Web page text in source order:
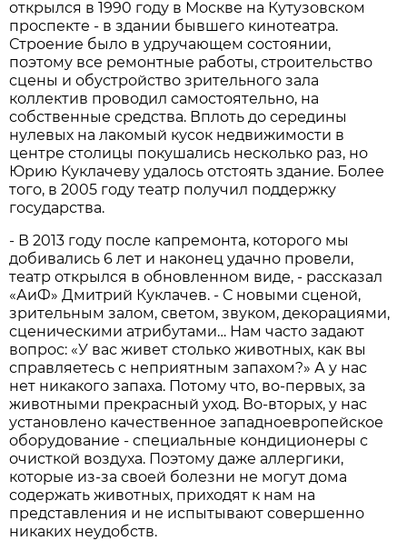
открылся в 1990 году в Москве на Кутузовском
проспекте - в здании бывшего кинотеатра.
Строение было в удручающем состоянии,
поэтому все ремонтные работы, строительство
сцены и обустройство зрительного зала
коллектив проводил самостоятельно, на
собственные средства. Вплоть до середины
нулевых на лакомый кусок недвижимости в
центре столицы покушались несколько раз, но
Юрию Куклачеву удалось отстоять здание. Более
того, в 2005 году театр получил поддержку
государства.
- В 2013 году после капремонта, которого мы
добивались 6 лет и наконец удачно провели,
театр открылся в обновленном виде, - рассказал
«АиФ» Дмитрий Куклачев. - С новыми сценой,
зрительным залом, светом, звуком, декорациями,
сценическими атрибутами… Нам часто задают
вопрос: «У вас живет столько животных, как вы
справляетесь с неприятным запахом?» А у нас
нет никакого запаха. Потому что, во-первых, за
животными прекрасный уход. Во-вторых, у нас
установлено качественное западноевропейское
оборудование - специальные кондиционеры с
очисткой воздуха. Поэтому даже аллергики,
которые из-за своей болезни не могут дома
содержать животных, приходят к нам на
представления и не испытывают совершенно
никаких неудобств.